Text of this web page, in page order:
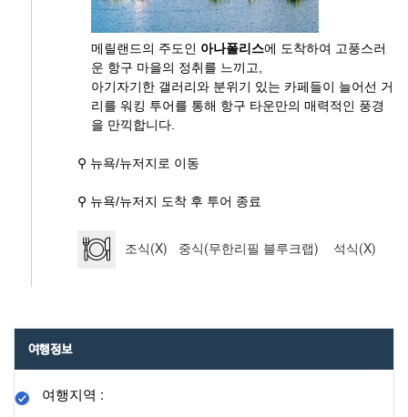
메릴랜드의 주도인 아나폴리스에 도착하여 고풍스러
운 항구 마을의 정취를 느끼고,
아기자기한 갤러리와 분위기 있는 카페들이 늘어선 거
리를 워킹 투어를 통해 항구 타운만의 매력적인 풍경
을 만끽합니다.
⚲ 뉴욕/뉴저지로 이동
⚲ 뉴욕/뉴저지 도착 후 투어 종료
조식(X) 중식(무한리필 블루크랩) 석식(X)
여행정보
여행지역 :